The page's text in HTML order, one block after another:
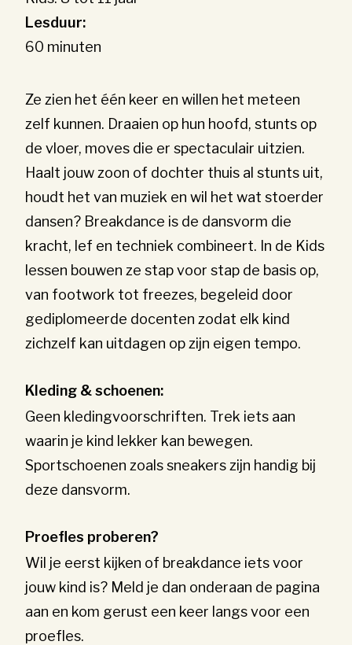
Lesduur:
60 minuten
Ze zien het één keer en willen het meteen
zelf kunnen. Draaien op hun hoofd, stunts op
de vloer, moves die er spectaculair uitzien.
Haalt jouw zoon of dochter thuis al stunts uit,
houdt het van muziek en wil het wat stoerder
dansen? Breakdance is de dansvorm die
kracht, lef en techniek combineert. In de Kids
lessen bouwen ze stap voor stap de basis op,
van footwork tot freezes, begeleid door
gediplomeerde docenten zodat elk kind
zichzelf kan uitdagen op zijn eigen tempo.
Kleding & schoenen:
Geen kledingvoorschriften. Trek iets aan
waarin je kind lekker kan bewegen.
Sportschoenen zoals sneakers zijn handig bij
deze dansvorm.
Proefles proberen?
Wil je eerst kijken of breakdance iets voor
jouw kind is? Meld je dan onderaan de pagina
aan en kom gerust een keer langs voor een
proefles.